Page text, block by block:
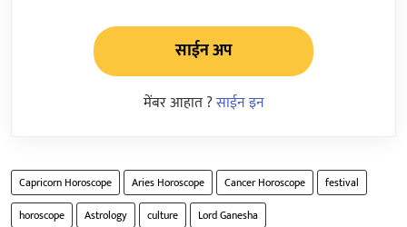
साईन अप
मेंबर आहात ?साईन इन
Capricorn Horoscope Aries Horoscope Cancer Horoscope
festival
horoscope
Astrology culture Lord Ganesha